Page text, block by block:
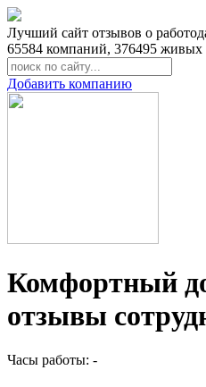
Лучший сайт отзывов о
65584 компаний, 376495 живых
Добавить компанию
Комфортный
отзывы
Часы работы: -